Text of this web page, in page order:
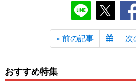
« 前の記事 次
おすすめ特集